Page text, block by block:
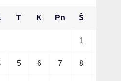
T K Pn Š
1
5 6 7 8